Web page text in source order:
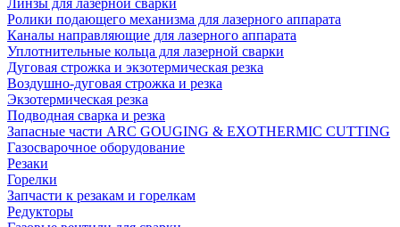
Линзы для лазерной сварки
Ролики подающего механизма для лазерного аппарата
Каналы направляющие для лазерного аппарата
Уплотнительные кольца для лазерной сварки
Дуговая строжка и экзотермическая резка
Воздушно-дуговая строжка и резка
Экзотермическая резка
Подводная сварка и резка
Запасные части ARC GOUGING & EXOTHERMIC CUTTING
Газосварочное оборудование
Резаки
Горелки
Запчасти к резакам и горелкам
Редукторы